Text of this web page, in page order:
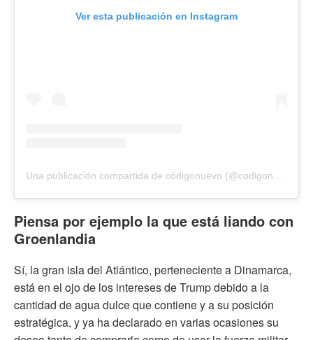
Ver esta publicación en Instagram
Piensa por ejemplo la que está liando con
Groenlandia
Sí, la gran isla del Atlántico, perteneciente a Dinamarca,
está en el ojo de los intereses de Trump debido a la
cantidad de agua dulce que contiene y a su posición
estratégica, y ya ha declarado en varias ocasiones su